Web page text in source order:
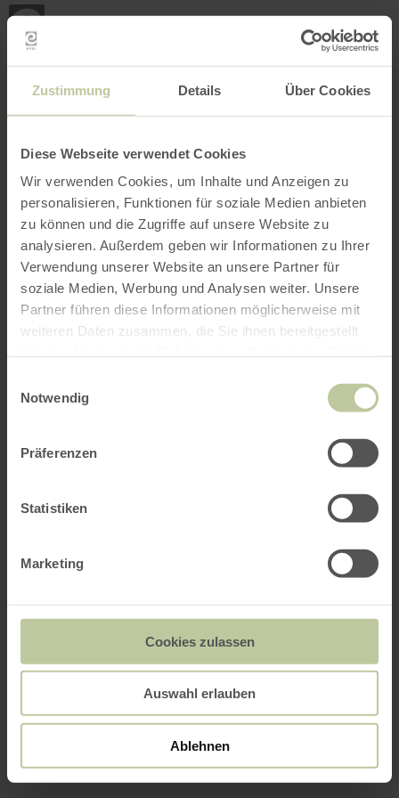
Zustimmung Details Über Cookies
Diese Webseite verwendet Cookies
Wir verwenden Cookies, um Inhalte und Anzeigen zu
personalisieren, Funktionen für soziale Medien anbieten
zu können und die Zugriffe auf unsere Website zu
analysieren. Außerdem geben wir Informationen zu Ihrer
Verwendung unserer Website an unsere Partner für
soziale Medien, Werbung und Analysen weiter. Unsere
Partner führen diese Informationen möglicherweise mit
weiteren Daten zusammen, die Sie ihnen bereitgestellt
Notwendig
Präferenzen
Statistiken
Marketing
Cookies zulassen
Auswahl erlauben
Ablehnen
CARTE INTERACTIVE
ma
Ouvrir le filtre